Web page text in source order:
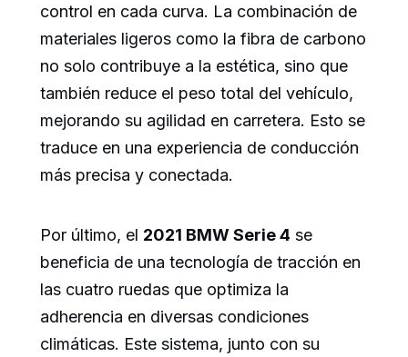
control en cada curva. La combinación de
materiales ligeros como la fibra de carbono
no solo contribuye a la estética, sino que
también reduce el peso total del vehículo,
mejorando su agilidad en carretera. Esto se
traduce en una experiencia de conducción
más precisa y conectada.
Por último, el 2021 BMW Serie 4 se
beneficia de una tecnología de tracción en
las cuatro ruedas que optimiza la
adherencia en diversas condiciones
climáticas. Este sistema, junto con su